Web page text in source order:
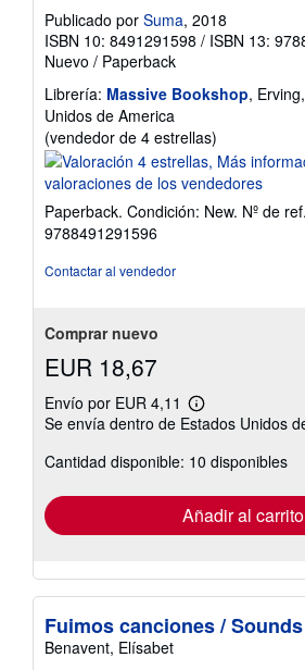
Publicado por Suma, 2018
ISBN 10: 8491291598 / ISBN 13:
Nuevo / Paperback
Librería: Massive Bookshop,
Unidos de America
(vendedor de 4 estrellas)
del
vendedor:
de
Paperback. Condición: New. Nº de
9788491291596
Contactar al vendedor
Comprar nuevo
EUR 18,67
Envío por EUR 4,11
Más
información
las
tarifas
envío
Se envía dentro de Estados Unidos
Cantidad disponible: 10 disponibles
Añadir al carrito
Fuimos canciones /
Benavent, Elísabet